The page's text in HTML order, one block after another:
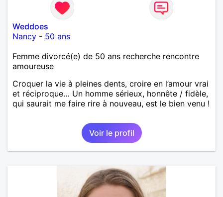
Weddoes
Nancy - 50 ans
Femme divorcé(e) de 50 ans recherche rencontre
amoureuse
Croquer la vie à pleines dents, croire en l’amour vrai
et réciproque… Un homme sérieux, honnête / fidèle,
qui saurait me faire rire à nouveau, est le bien venu !
Voir le profil